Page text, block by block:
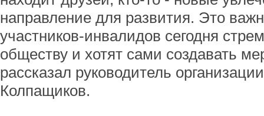
направление для развития. Это
участников-инвалидов сегодня
обществу и хотят сами создавать
рассказал руководитель
Колпащиков.